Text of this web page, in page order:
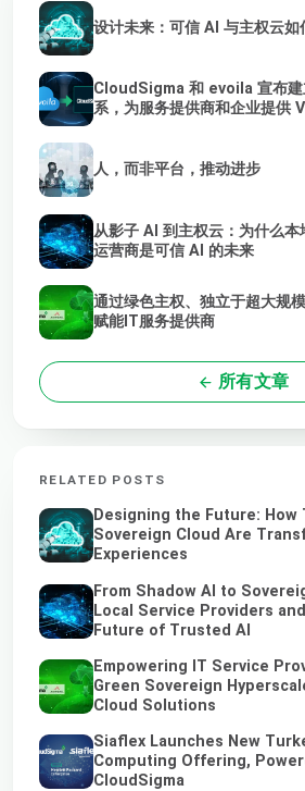
设计未来：可信 AI 与主权云如
CloudSigma 和 evoila 宣布建
系，为服务提供商和企业提供
人，而非平台，推动进步
从影子 AI 到主权云：为什么
运营商是可信 AI 的未来
通过绿色主权、独立于超大规
赋能IT服务提供商
所有文章
RELATED POSTS
Designing the Future: How
Sovereign Cloud Are
Experiences
From Shadow AI to
Local Service Providers
Future of Trusted AI
Empowering IT Service
Green Sovereign
Cloud Solutions
Siaflex Launches New
Computing Offering,
CloudSigma